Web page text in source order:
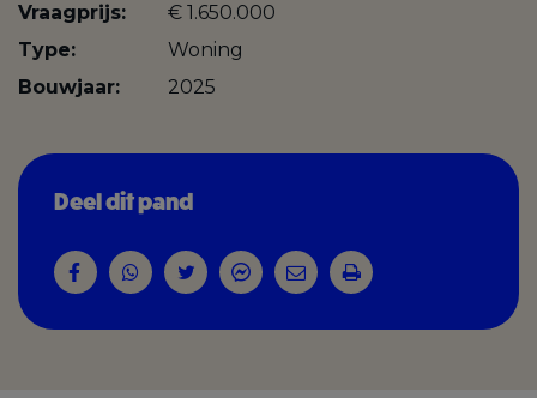
Vraagprijs:
€ 1.650.000
Type:
Woning
Bouwjaar:
2025
Deel dit pand